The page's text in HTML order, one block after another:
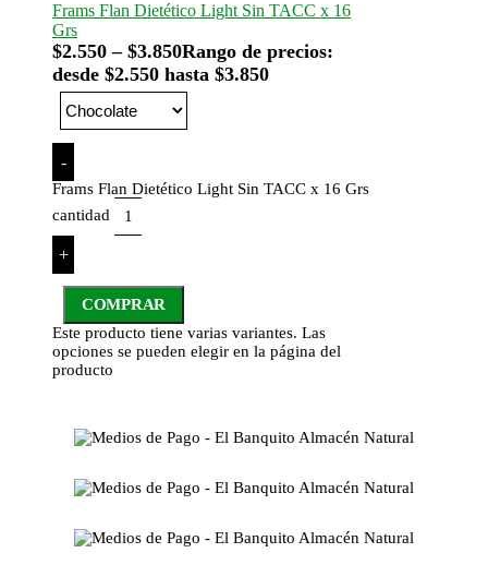
Frams Flan Dietético Light Sin TACC x 16
Grs
$2.550 – $3.850Rango de precios:
desde $2.550 hasta $3.850
-
Frams Flan Dietético Light Sin TACC x 16 Grs
cantidad
+
COMPRAR
Este producto tiene varias variantes. Las
opciones se pueden elegir en la página del
producto